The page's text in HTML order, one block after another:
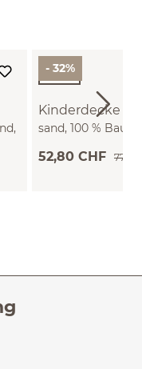
- 32%
Kinderdecke
sand, 100 %
52,80 CHF 77,90